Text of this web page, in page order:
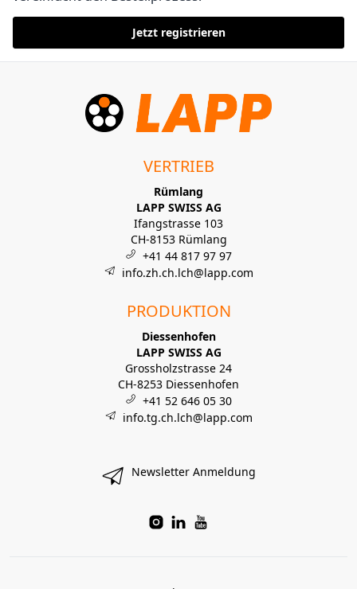
Jetzt registrieren
VERTRIEB
Rümlang
LAPP SWISS AG
Ifangstrasse 103
CH-8153 Rümlang
+41 44 817 97 97
info.zh.ch.lch@lapp.com
PRODUKTION
Diessenhofen
LAPP SWISS AG
Grossholzstrasse 24
CH-8253 Diessenhofen
+41 52 646 05 30
info.tg.ch.lch@lapp.com
Newsletter Anmeldung